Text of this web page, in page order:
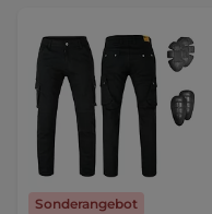
Sonderangebot